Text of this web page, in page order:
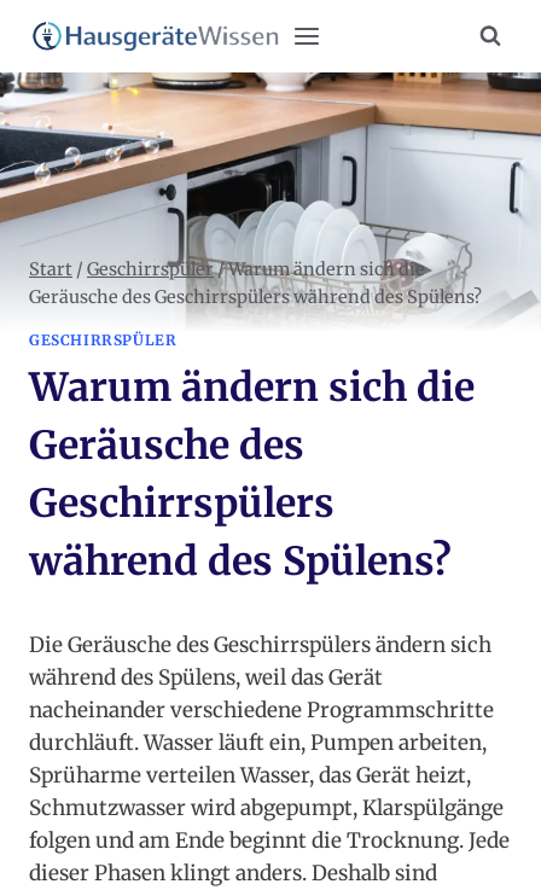
Zum
Inhalt
springen
Start / Geschirrspüler/Warum ändern sich die
Geräusche des Geschirrspülers während des Spülens?
GESCHIRRSPÜLER
Warum ändern sich die
Geräusche des
Geschirrspülers
während des Spülens?
Die Geräusche des Geschirrspülers ändern sich
während des Spülens, weil das Gerät
nacheinander verschiedene Programmschritte
durchläuft. Wasser läuft ein, Pumpen arbeiten,
Sprüharme verteilen Wasser, das Gerät heizt,
Schmutzwasser wird abgepumpt, Klarspülgänge
folgen und am Ende beginnt die Trocknung. Jede
dieser Phasen klingt anders. Deshalb sind